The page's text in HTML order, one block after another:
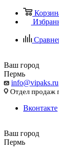
Ваш город
Пермь
info@vipaks.ru
Отдел продаж
Вконтакте
Ваш город
Пермь